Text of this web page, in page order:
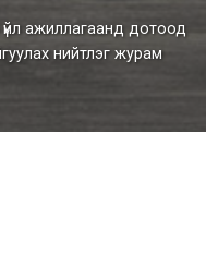
ажиллагаанд дотоод
нийтлэг журам